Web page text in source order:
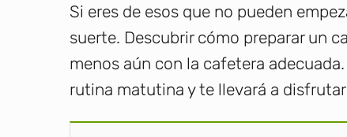
Si eres de esos que no pueden
suerte. Descubrir cómo preparar un
menos aún con la cafetera
rutina matutina y te llevará a